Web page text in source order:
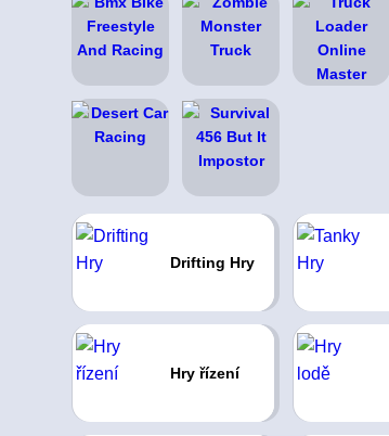
Drifting Hry
Hry řízení